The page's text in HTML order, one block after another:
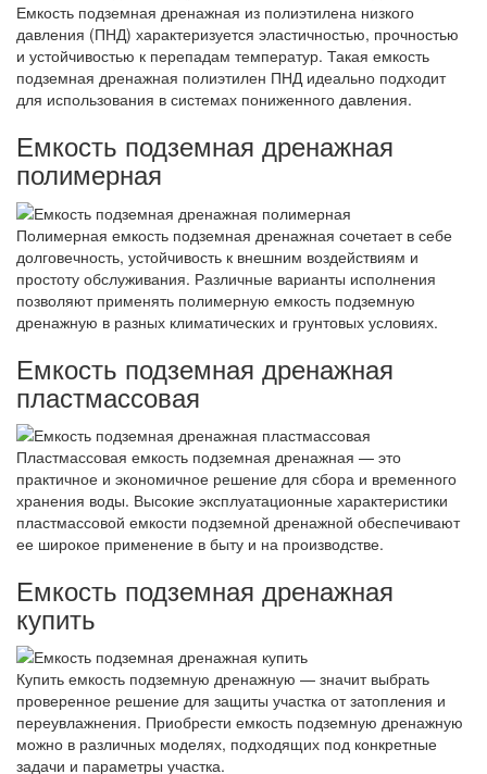
Емкость подземная дренажная из полиэтилена низкого
давления (ПНД) характеризуется эластичностью, прочностью
и устойчивостью к перепадам температур. Такая емкость
подземная дренажная полиэтилен ПНД идеально подходит
для использования в системах пониженного давления.
Емкость подземная дренажная
полимерная
Полимерная емкость подземная дренажная сочетает в себе
долговечность, устойчивость к внешним воздействиям и
простоту обслуживания. Различные варианты исполнения
позволяют применять полимерную емкость подземную
дренажную в разных климатических и грунтовых условиях.
Емкость подземная дренажная
пластмассовая
Пластмассовая емкость подземная дренажная — это
практичное и экономичное решение для сбора и временного
хранения воды. Высокие эксплуатационные характеристики
пластмассовой емкости подземной дренажной обеспечивают
ее широкое применение в быту и на производстве.
Емкость подземная дренажная
купить
Купить емкость подземную дренажную — значит выбрать
проверенное решение для защиты участка от затопления и
переувлажнения. Приобрести емкость подземную дренажную
можно в различных моделях, подходящих под конкретные
задачи и параметры участка.